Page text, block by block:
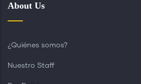
About Us
¿Quiénes somos?
Nuestro Staff